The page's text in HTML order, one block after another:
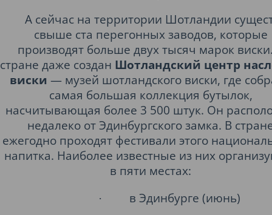
А сейчас на территории Шотландии
свыше ста перегонных заводов, которые
производят больше двух тысяч марок
стране даже создан Шотландский центр
виски — музей шотландского виски, где
самая большая коллекция бутылок,
насчитывающая более 3 500 штук. Он
недалеко от Эдинбургского замка. В
ежегодно проходят фестивали этого
напитка. Наиболее известные из них
в пяти местах:
· в Эдинбурге (июнь)